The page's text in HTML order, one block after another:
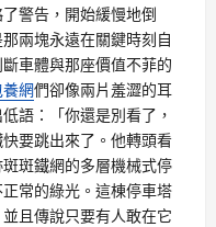
警告，開始緩慢地倒
兩塊永遠在關鍵時刻自
車體與那座價值不菲的
網們卻像兩片羞澀的耳
語：「你還是別看了，
要跳出來了。他轉頭看
斑鐵網的多層機械式停
常的綠光。這棟停車塔
且傳說只要有人敢在它